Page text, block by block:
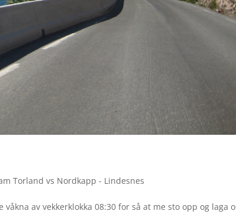
Torland vs Nordkapp - Lindesnes
av vekkerklokka 08:30 for så at me sto opp og laga